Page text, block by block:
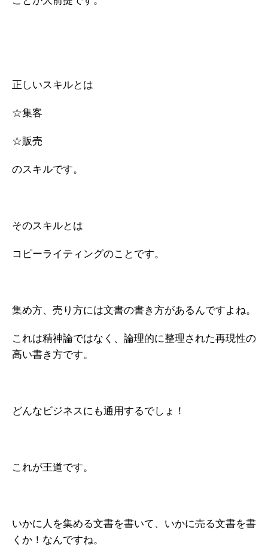
正しいスキルとは
☆集客
☆販売
のスキルです。
そのスキルとは
コピーライティングのことです。
集め方、売り方には文書の書き方があるんですよね。
これは精神論ではなく、論理的に整理された再現性の
高い書き方です。
どんなビジネスにも通用するでしょ！
これが王道です。
いかに人を集める文書を書いて、いかに売る文書を書
くか！なんですね。